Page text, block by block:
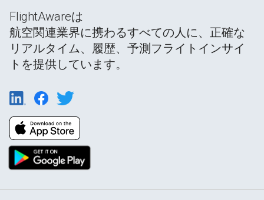
FlightAwareは
航空関連業界に携わるすべての人に、正確な
リアルタイム、履歴、予測フライトインサイ
トを提供しています。